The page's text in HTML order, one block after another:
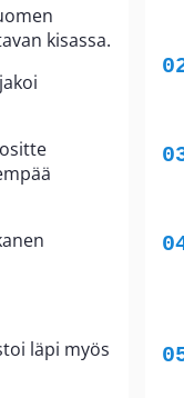
kisassa.
läpi myös